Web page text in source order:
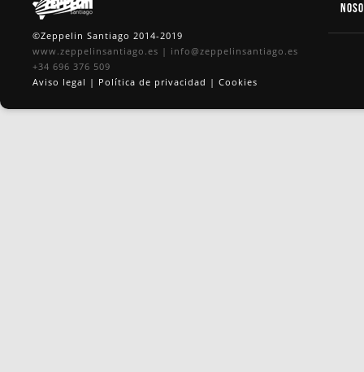
©Zeppelin Santiago 2014-2019
www.zeppelinsantiago.es | info@zeppelinsantiago.es
+34 696 376 509
Aviso legal | Política de privacidad | Cookies